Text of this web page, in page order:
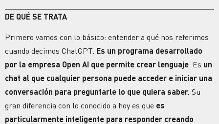
DE QUÉ SE TRATA
Primero vamos con lo básico: entender a qué nos referimos
cuando decimos ChatGPT. Es un programa desarrollado
por la empresa Open AI que permite crear lenguaje . Es un
chat al que cualquier persona puede acceder e iniciar una
conversación para preguntarle lo que quiera saber. Su
gran diferencia con lo conocido a hoy es que es
particularmente inteligente para responder creando